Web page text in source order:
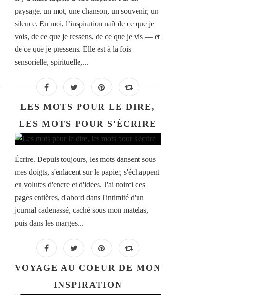
paysage, un mot, une chanson, un souvenir, un
silence. En moi, l’inspiration naît de ce que je
vois, de ce que je ressens, de ce que je vis — et
de ce que je pressens. Elle est à la fois
sensorielle, spirituelle,...
LES MOTS POUR LE DIRE,
LES MOTS POUR S'ÉCRIRE
Écrire. Depuis toujours, les mots dansent sous
mes doigts, s'enlacent sur le papier, s'échappent
en volutes d'encre et d'idées. J'ai noirci des
pages entières, d'abord dans l'intimité d'un
journal cadenassé, caché sous mon matelas,
puis dans les marges...
VOYAGE AU COEUR DE MON
INSPIRATION